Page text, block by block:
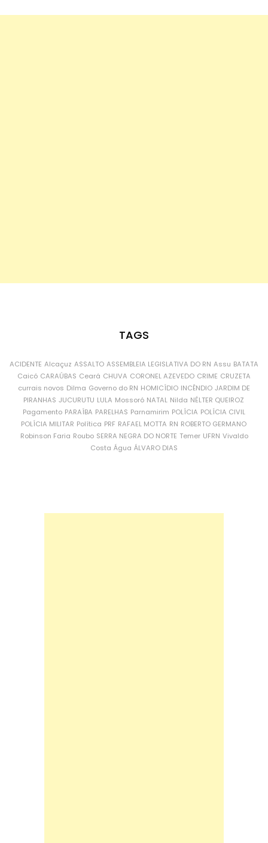
TAGS
ACIDENTE Alcaçuz ASSALTO ASSEMBLEIA LEGISLATIVA DO RN Assu BATATA
Caicó CARAÚBAS Ceará CHUVA CORONEL AZEVEDO CRIME CRUZETA
currais novos Dilma Governo do RN HOMICÍDIO INCÊNDIO JARDIM DE
PIRANHAS JUCURUTU LULA Mossoró NATAL Nilda NÉLTER QUEIROZ
Pagamento PARAÍBA PARELHAS Parnamirim POLÍCIA POLÍCIA CIVIL
POLÍCIA MILITAR Política PRF RAFAEL MOTTA RN ROBERTO GERMANO
Robinson Faria Roubo SERRA NEGRA DO NORTE Temer UFRN Vivaldo
Costa Água ÁLVARO DIAS